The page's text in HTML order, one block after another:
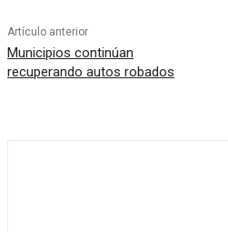
Artículo anterior
Municipios continúan
recuperando autos robados